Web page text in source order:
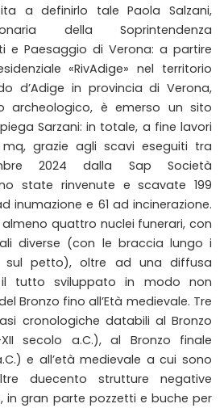
a definirlo tale Paola Salzani,
della Soprintendenza
e Paesaggio di Verona: a partire
«RivAdige» nel territorio
d’Adige in provincia di Verona,
archeologico, è emerso un sito
Sarzani: in totale, a fine lavori
mq, grazie agli scavi eseguiti tra
2024 dalla Sap Società
state rinvenute e scavate 199
inumazione e 61 ad incinerazione.
quattro nuclei funerari, con
diverse (con le braccia lungo i
sul petto), oltre ad una diffusa
il tutto sviluppato in modo non
Bronzo fino all’Età medievale. Tre
cronologiche databili al Bronzo
secolo a.C.), al Bronzo finale
e all’età medievale a cui sono
duecento strutture negative
in gran parte pozzetti e buche per